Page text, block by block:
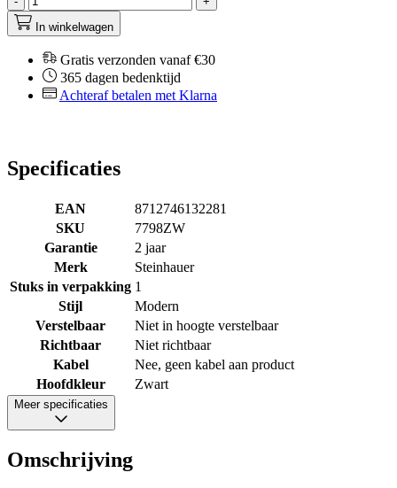
In winkelwagen
Gratis verzonden vanaf €30
365 dagen bedenktijd
Achteraf betalen met Klarna
Specificaties
EAN
8712746132281
SKU
7798ZW
Garantie
2 jaar
Merk
Steinhauer
Stuks in verpakking 1
Stijl
Modern
Verstelbaar
Niet in hoogte verstelbaar
Richtbaar
Niet richtbaar
Kabel
Nee, geen kabel aan product
Hoofdkleur
Zwart
Meer specificaties
Omschrijving